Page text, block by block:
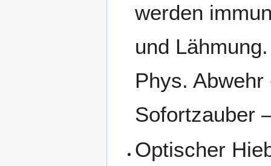
werden
und
Phys.
Sofortzauber
Optischer